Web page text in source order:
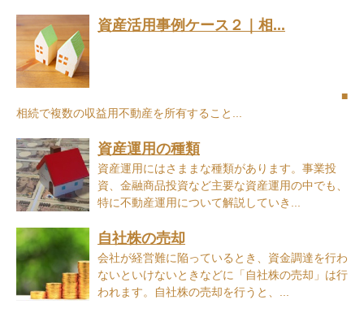
資産活用事例ケース２｜相...
■
相続で複数の収益用不動産を所有すること...
資産運用の種類
資産運用にはさままな種類があります。事業投
資、金融商品投資など主要な資産運用の中でも、
特に不動産運用について解説していき...
自社株の売却
会社が経営難に陥っているとき、資金調達を行わ
ないといけないときなどに「自社株の売却」は行
われます。自社株の売却を行うと、...